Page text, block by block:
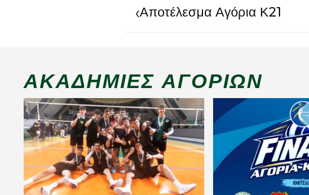
‹Αποτέλεσμα Αγόρια Κ21
ΑΚΑΔΗΜΊΕΣ ΑΓΟΡΙΏΝ